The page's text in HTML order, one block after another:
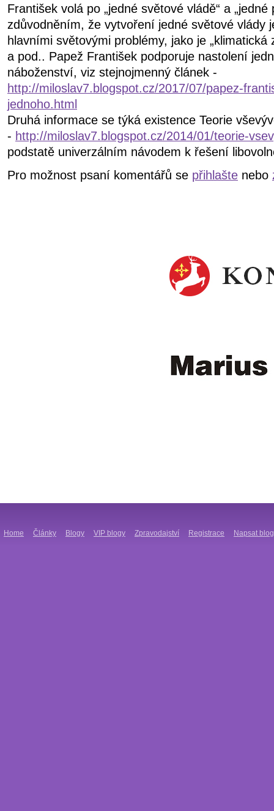
František volá po „jedné světové vládě“ a „jedné
zdůvodněním, že vytvoření jedné světové vlády
hlavními světovými problémy, jako je „klimatická
a pod.. Papež František podporuje nastolení
náboženství, viz stejnojmenný článek -
http://miloslav7.blogspot.cz/2017/07/papez-
jednoho.html
Druhá informace se týká existence Teorie
- http://miloslav7.blogspot.cz/2014/01/teorie-
podstatě univerzálním návodem k řešení
Pro možnost psaní komentářů se přihlašte nebo
Home Články Blogy VIP blogy Zpravodajství Registrace Napsat blog